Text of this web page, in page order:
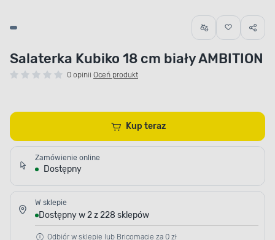
Salaterka Kubiko 18 cm biały AMBITION
0 opinii Oceń produkt
Kup teraz
Zamówienie online
Dostępny
W sklepie
Dostępny w 2 z 228 sklepów
Odbiór w sklepie lub Bricomacie za 0 zł